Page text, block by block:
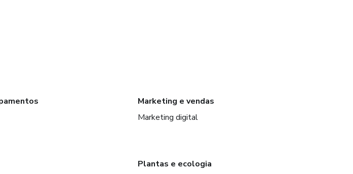
Marketing e vendas
Marketing digital
Plantas e ecologia